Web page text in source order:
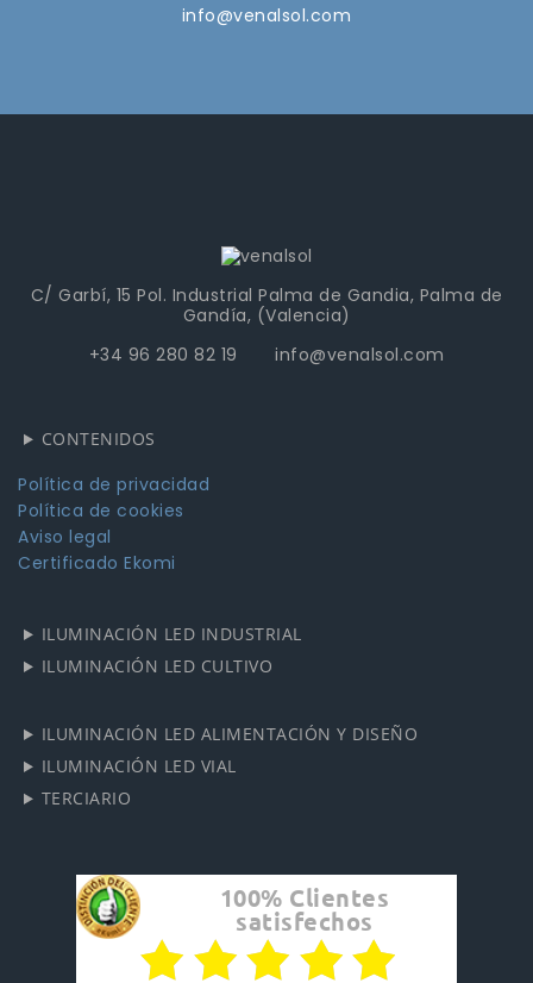
info@venalsol.com
C/ Garbí, 15 Pol. Industrial Palma de Gandia, Palma de
Gandía, (Valencia)
+34 96 280 82 19 info@venalsol.com
CONTENIDOS
Política de privacidad
Política de cookies
Aviso legal
Certificado Ekomi
ILUMINACIÓN LED INDUSTRIAL
ILUMINACIÓN LED CULTIVO
ILUMINACIÓN LED ALIMENTACIÓN Y DISEÑO
ILUMINACIÓN LED VIAL
TERCIARIO
100% Clientes
satisfechos